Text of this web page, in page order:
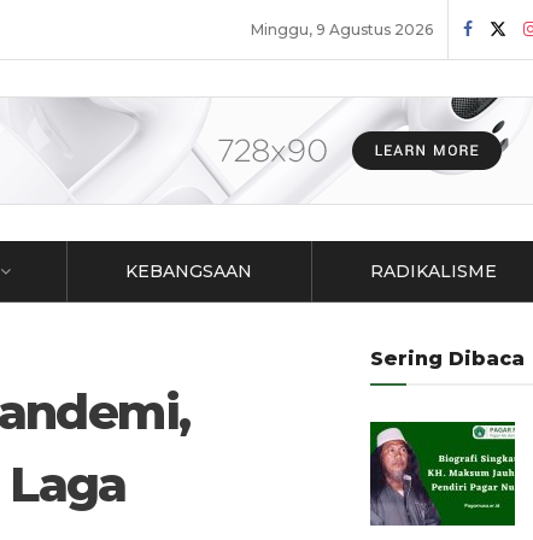
Minggu, 9 Agustus 2026
KEBANGSAAN RADIKALISME
Sering Dibaca